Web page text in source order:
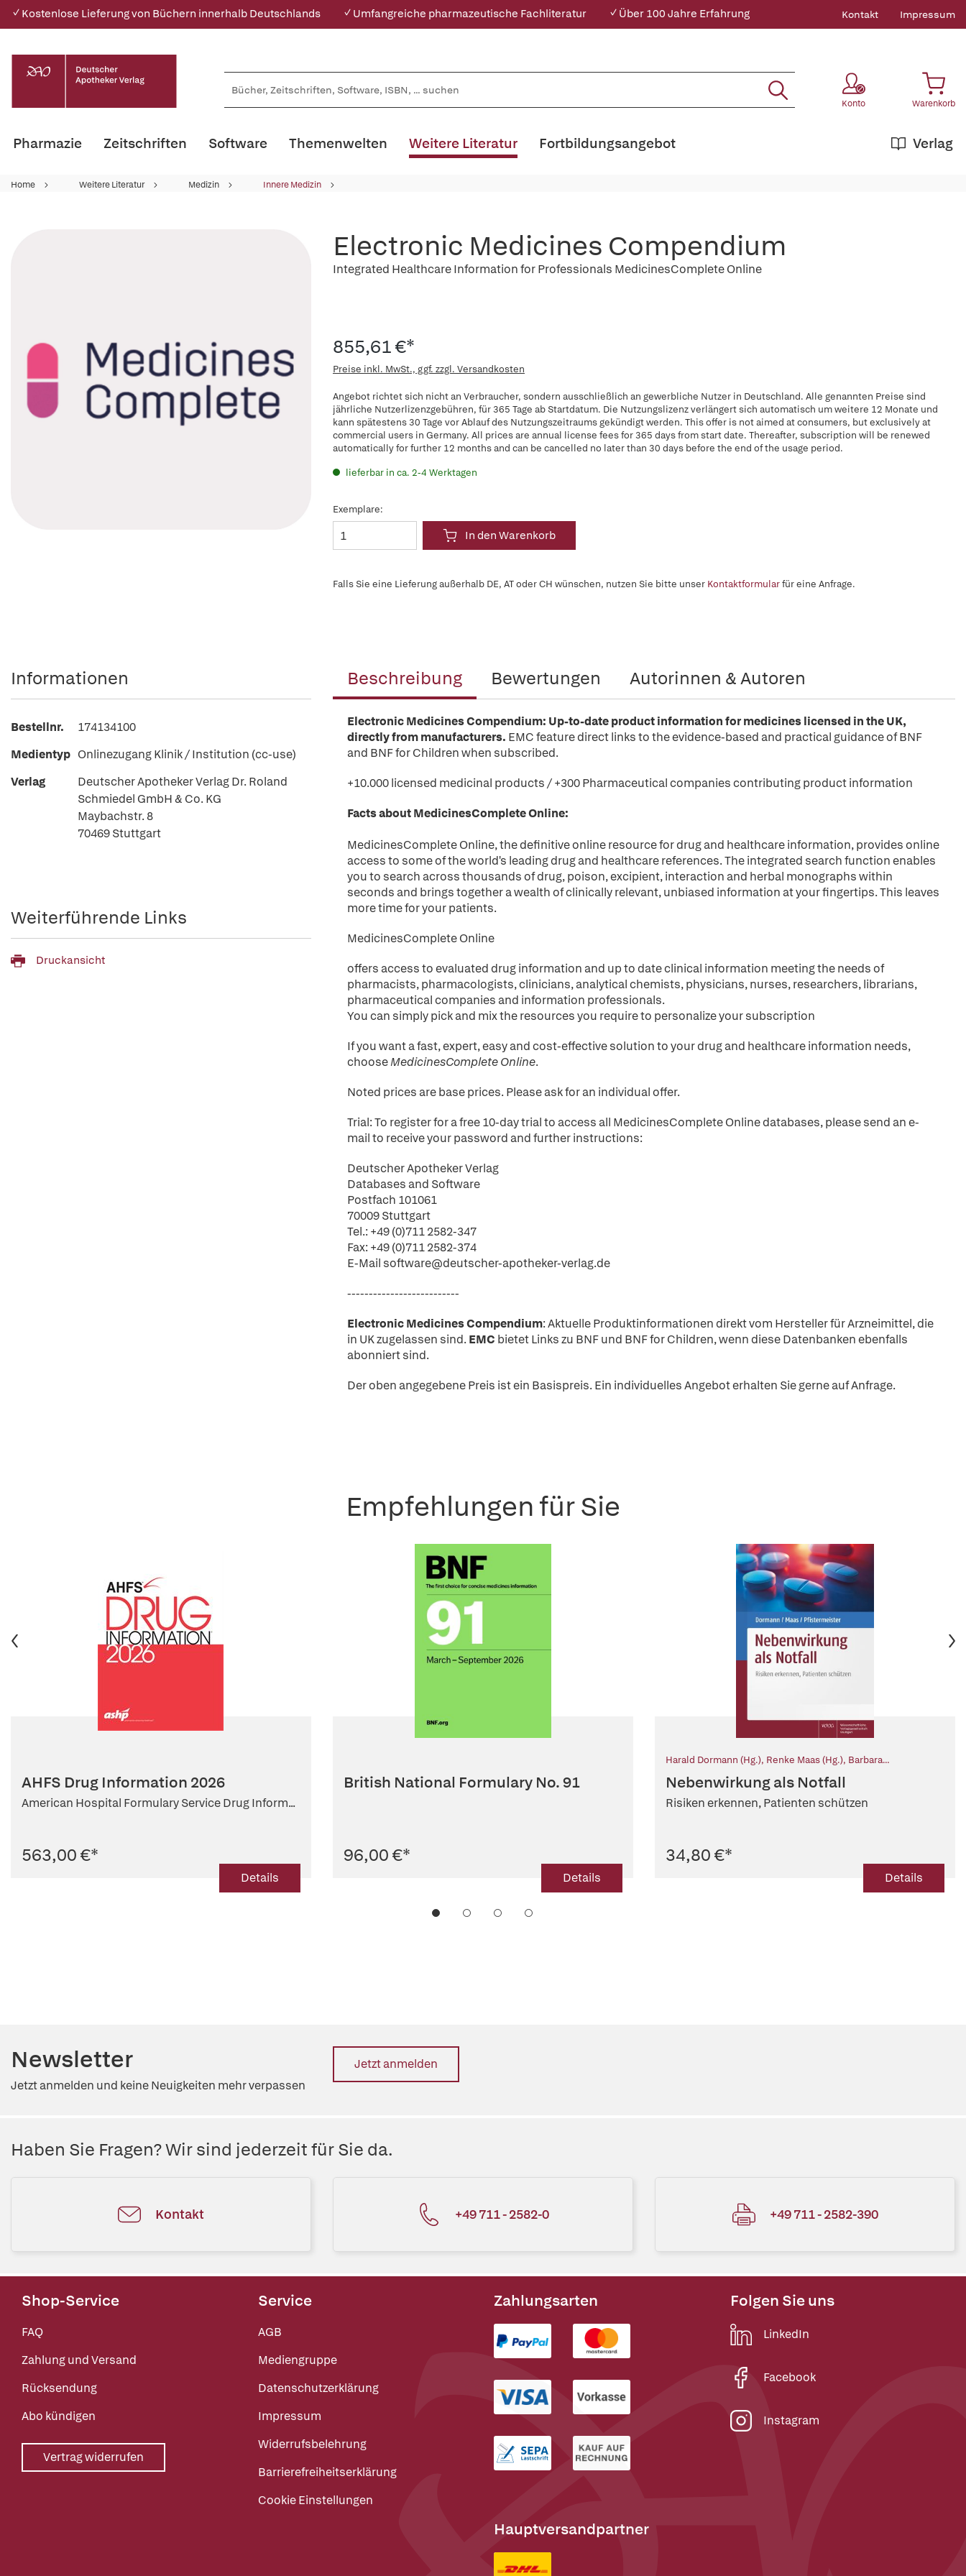
✓ Kostenlose Lieferung von Büchern innerhalb Deutschlands ✓ Umfangreiche pharmazeutische Fachliteratur ✓ Über 100 Jahre Erfahrung Kontakt Impressum
Konto Warenkorb
Pharmazie Zeitschriften Software Themenwelten Weitere Literatur Verlag
Fortbildungsangebot
Home Weitere Literatur Medizin Innere Medizin
Electronic Medicines Compendium
Integrated Healthcare Information for Professionals MedicinesComplete Online
855,61 €*
Preise inkl. MwSt., ggf. zzgl. Versandkosten
Angebot richtet sich nicht an Verbraucher, sondern ausschließlich an gewerbliche Nutzer in Deutschland. Alle genannten Preise sind
jährliche Nutzerlizenzgebühren, für 365 Tage ab Startdatum. Die Nutzungslizenz verlängert sich automatisch um weitere 12 Monate und
kann spätestens 30 Tage vor Ablauf des Nutzungszeitraums gekündigt werden. This offer is not aimed at consumers, but exclusively at
commercial users in Germany. All prices are annual license fees for 365 days from start date. Thereafter, subscription will be renewed
automatically for further 12 months and can be cancelled no later than 30 days before the end of the usage period.
lieferbar in ca. 2-4 Werktagen
Exemplare:
In den Warenkorb
Falls Sie eine Lieferung außerhalb DE, AT oder CH wünschen, nutzen Sie bitte unser Kontaktformularfür eine Anfrage.
Beschreibung Bewertungen Autorinnen & Autoren
Electronic Medicines Compendium: Up-to-date product information for medicines licensed in the UK,
directly from manufacturers. EMC feature direct links to the evidence-based and practical guidance of BNF
and BNF for Children when subscribed.
+10.000 licensed medicinal products / +300 Pharmaceutical companies contributing product information
Facts about MedicinesComplete Online:
MedicinesComplete Online, the definitive online resource for drug and healthcare information, provides online
access to some of the world's leading drug and healthcare references. The integrated search function enables
you to search across thousands of drug, poison, excipient, interaction and herbal monographs within
seconds and brings together a wealth of clinically relevant, unbiased information at your fingertips. This leaves
more time for your patients.
MedicinesComplete Online
offers access to evaluated drug information and up to date clinical information meeting the needs of
pharmacists, pharmacologists, clinicians, analytical chemists, physicians, nurses, researchers, librarians,
pharmaceutical companies and information professionals.
You can simply pick and mix the resources you require to personalize your subscription
If you want a fast, expert, easy and cost-effective solution to your drug and healthcare information needs,
chooseMedicinesComplete Online.
Noted prices are base prices. Please ask for an individual offer.
Trial: To register for a free 10-day trial to access all MedicinesComplete Online databases, please send an e-
mail to receive your password and further instructions:
Deutscher Apotheker Verlag
Databases and Software
Postfach 101061
70009 Stuttgart
Tel.: +49 (0)711 2582-347
Fax: +49 (0)711 2582-374
E-Mail software@deutscher-apotheker-verlag.de
--------------------------
Electronic Medicines Compendium: Aktuelle Produktinformationen direkt vom Hersteller für Arzneimittel, die
in UK zugelassen sind.EMC bietet Links zu BNF und BNF for Children, wenn diese Datenbanken ebenfalls
abonniert sind.
Der oben angegebene Preis ist ein Basispreis. Ein individuelles Angebot erhalten Sie gerne auf Anfrage.
Informationen
Bestellnr.
174134100
Medientyp Onlinezugang Klinik / Institution (cc-use)
Verlag
Deutscher Apotheker Verlag Dr. Roland
Schmiedel GmbH & Co. KG
Maybachstr. 8
70469 Stuttgart
Weiterführende Links
Druckansicht
Empfehlungen für Sie
AHFS Drug Information 2026
American Hospital Formulary Service Drug Inform...
563,00 €*
Details
British National Formulary No. 91
96,00 €*
Details
Harald Dormann (Hg.), Renke Maas (Hg.), Barbara
Nebenwirkung als Notfall
Risiken erkennen, Patienten schützen
34,80 €*
Details
Newsletter
Jetzt anmelden und keine Neuigkeiten mehr verpassen
Jetzt anmelden
Haben Sie Fragen? Wir sind jederzeit für Sie da.
Kontakt +49 711 - 2582-0 +49 711 - 2582-390
Shop-Service
FAQ
Zahlung und Versand
Rücksendung
Abo kündigen
Vertrag widerrufen
Service
AGB
Mediengruppe
Datenschutzerklärung
Impressum
Widerrufsbelehrung
Barrierefreiheitserklärung
Cookie Einstellungen
Zahlungsarten
Hauptversandpartner
Folgen Sie uns
LinkedIn
Facebook
Instagram